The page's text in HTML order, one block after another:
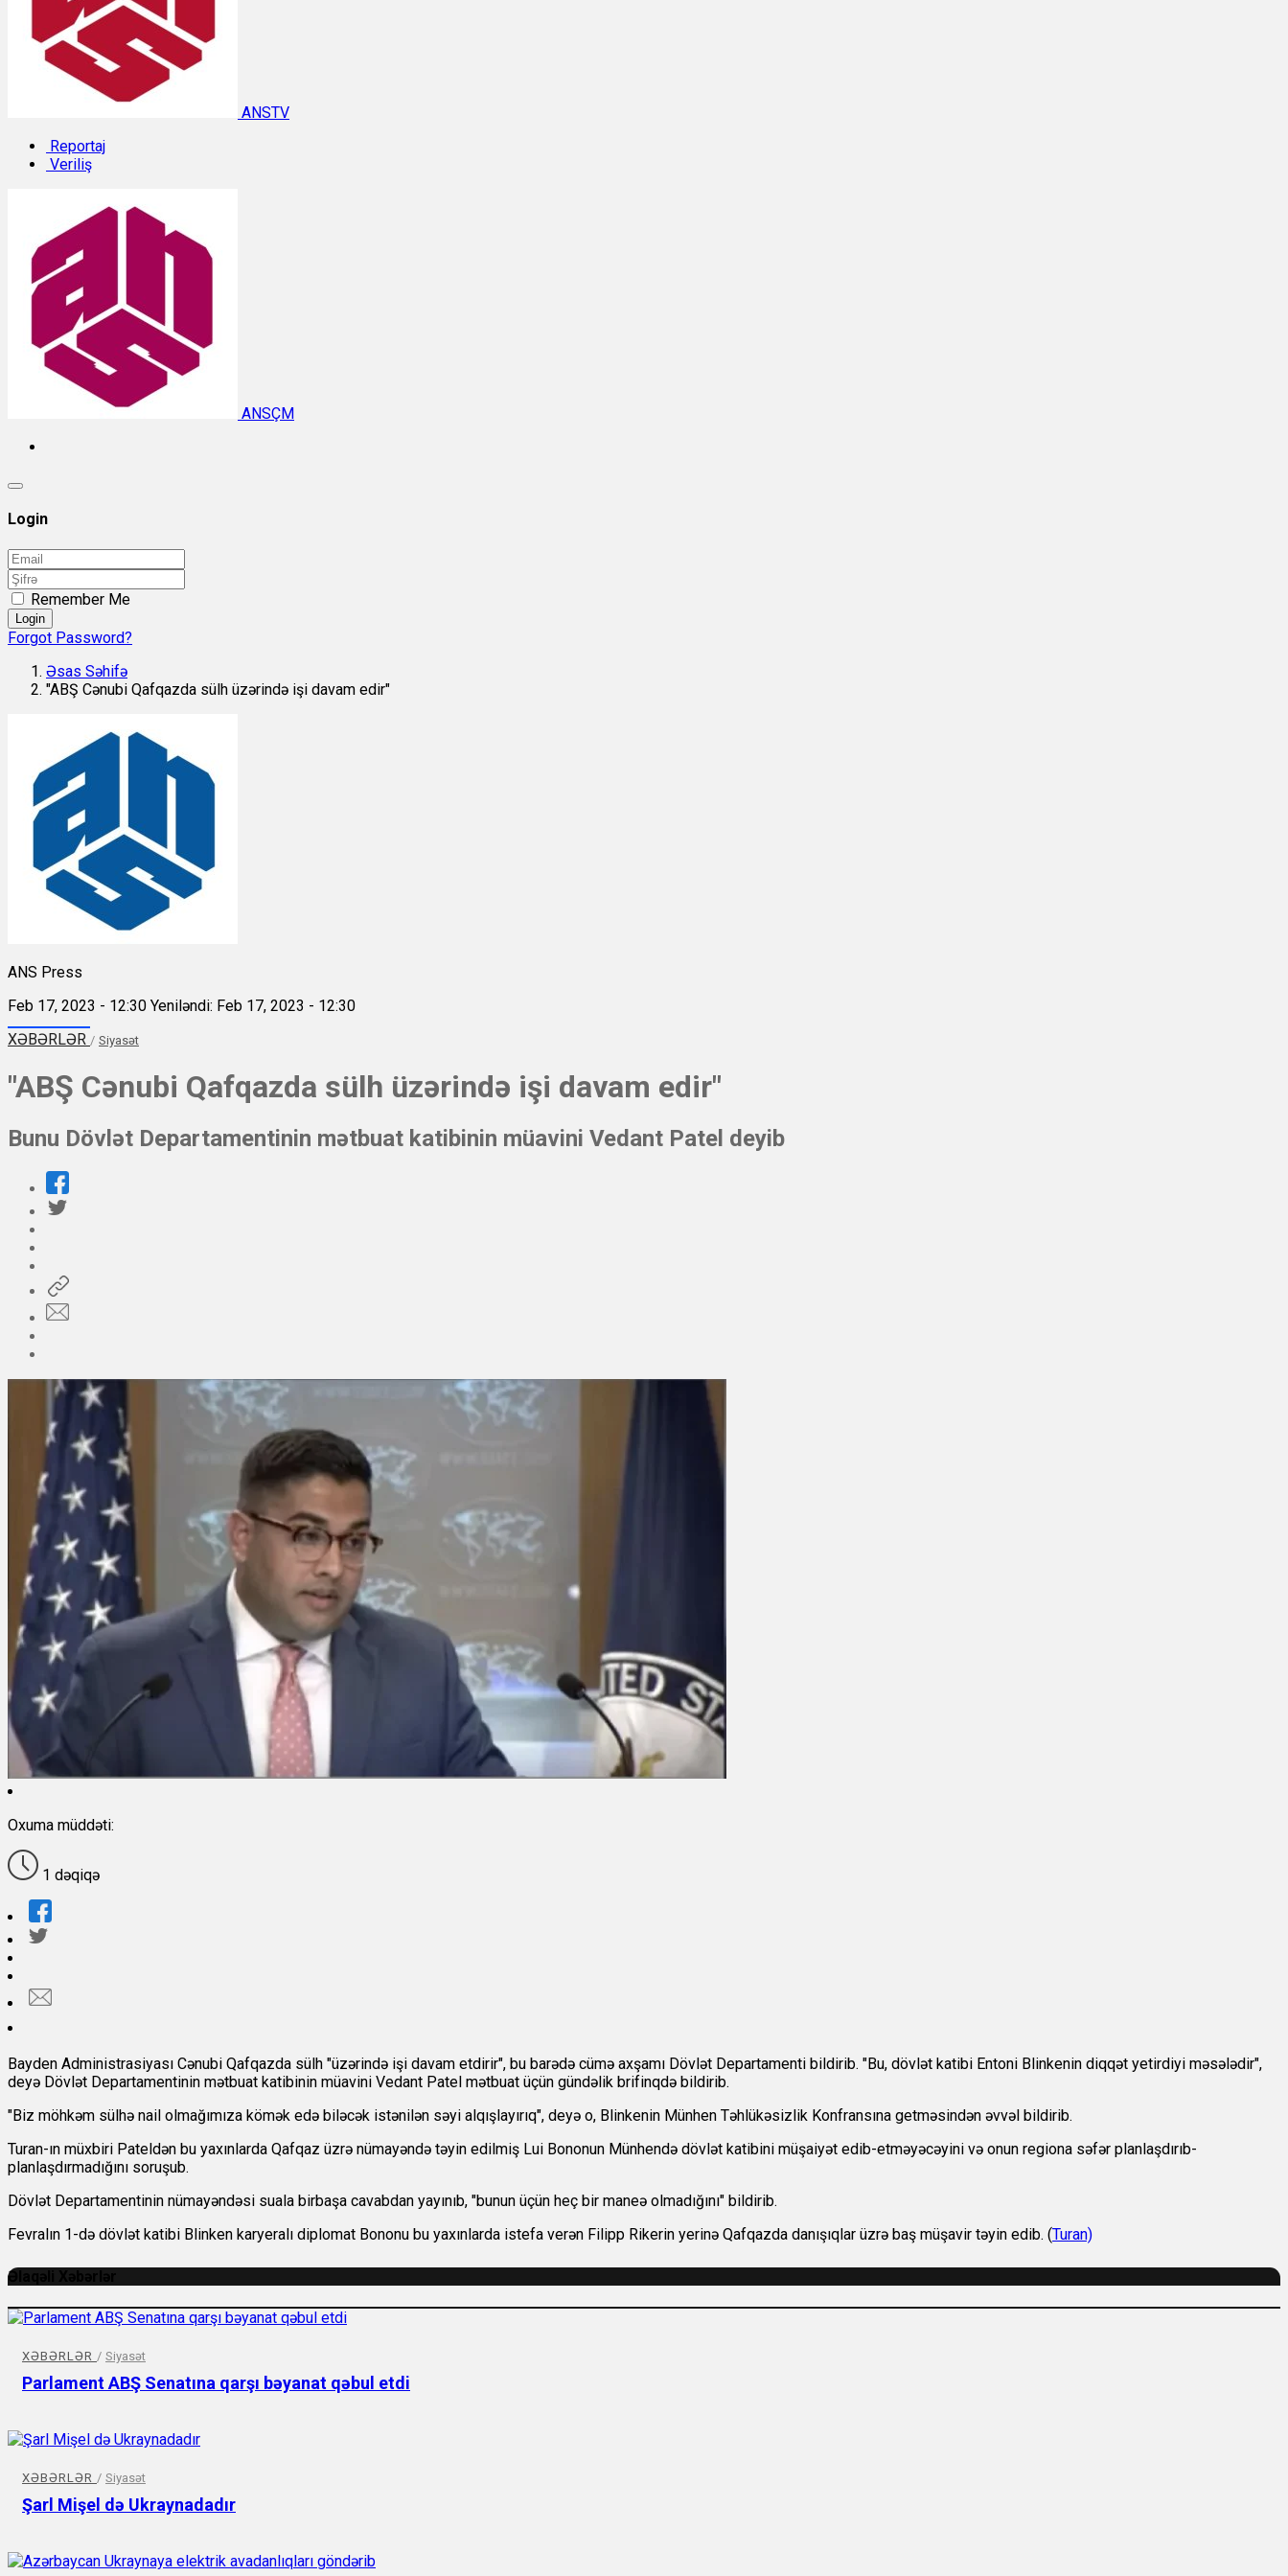
ANSTV
Reportaj
Veriliş
ANSÇM
Login
Remember Me
Login
Forgot Password?
Əsas Səhifə
"ABŞ Cənubi Qafqazda sülh üzərində işi davam edir"
ANS Press
Feb 17, 2023 - 12:30 Yeniləndi: Feb 17, 2023 - 12:30
XƏBƏRLƏR / Siyasət
"ABŞ Cənubi Qafqazda sülh üzərində işi davam edir"
Bunu Dövlət Departamentinin mətbuat katibinin müavini Vedant Patel deyib
Oxuma müddəti:
1 dəqiqə
Bayden Administrasiyası Cənubi Qafqazda sülh "üzərində işi davam etdirir", bu barədə cümə axşamı Dövlət Departamenti bildirib. "Bu, dövlət katibi Entoni Blinkenin diqqət yetirdiyi məsələdir",
deyə Dövlət Departamentinin mətbuat katibinin müavini Vedant Patel mətbuat üçün gündəlik brifinqdə bildirib.
"Biz möhkəm sülhə nail olmağımıza kömək edə biləcək istənilən səyi alqışlayırıq", deyə o, Blinkenin Münhen Təhlükəsizlik Konfransına getməsindən əvvəl bildirib.
Turan-ın müxbiri Pateldən bu yaxınlarda Qafqaz üzrə nümayəndə təyin edilmiş Lui Bononun Münhendə dövlət katibini müşaiyət edib-etməyəcəyini və onun regiona səfər planlaşdırıb-
planlaşdırmadığını soruşub.
Dövlət Departamentinin nümayəndəsi suala birbaşa cavabdan yayınıb, "bunun üçün heç bir maneə olmadığını" bildirib.
Fevralın 1-də dövlət katibi Blinken karyeralı diplomat Bononu bu yaxınlarda istefa verən Filipp Rikerin yerinə Qafqazda danışıqlar üzrə baş müşavir təyin edib. (Turan)
Əlaqəli Xəbərlər
XƏBƏRLƏR / Siyasət
Parlament ABŞ Senatına qarşı bəyanat qəbul etdi
XƏBƏRLƏR / Siyasət
Şarl Mişel də Ukraynadadır